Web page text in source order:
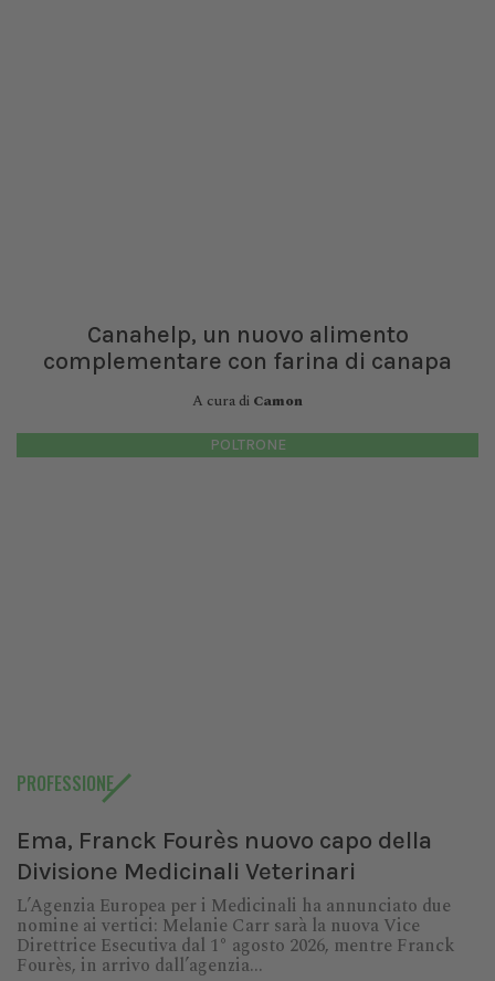
Canahelp, un nuovo alimento
complementare con farina di canapa
A cura di Camon
POLTRONE
PROFESSIONE
Ema, Franck Fourès nuovo capo della
Divisione Medicinali Veterinari
L’Agenzia Europea per i Medicinali ha annunciato due
nomine ai vertici: Melanie Carr sarà la nuova Vice
Direttrice Esecutiva dal 1° agosto 2026, mentre Franck
Fourès, in arrivo dall’agenzia...